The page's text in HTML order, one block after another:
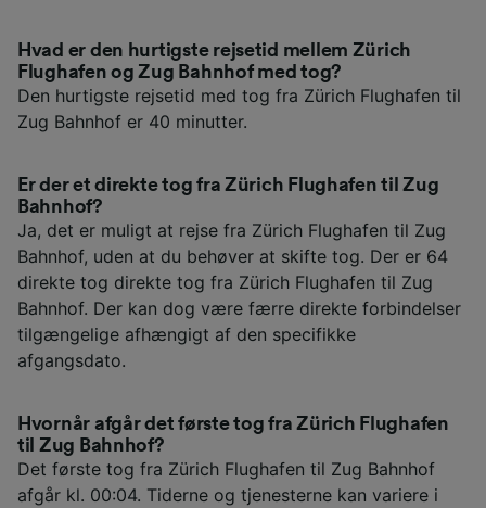
Hvad er den hurtigste rejsetid mellem Zürich
Flughafen og Zug Bahnhof med tog?
Den hurtigste rejsetid med tog fra Zürich Flughafen til
Zug Bahnhof er 40 minutter.
Er der et direkte tog fra Zürich Flughafen til Zug
Bahnhof?
Ja, det er muligt at rejse fra Zürich Flughafen til Zug
Bahnhof, uden at du behøver at skifte tog. Der er 64
direkte tog direkte tog fra Zürich Flughafen til Zug
Bahnhof. Der kan dog være færre direkte forbindelser
tilgængelige afhængigt af den specifikke
afgangsdato.
Hvornår afgår det første tog fra Zürich Flughafen
til Zug Bahnhof?
Det første tog fra Zürich Flughafen til Zug Bahnhof
afgår kl. 00:04. Tiderne og tjenesterne kan variere i